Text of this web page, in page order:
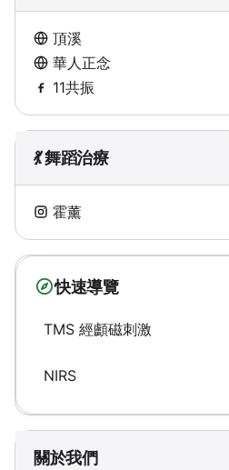
頂溪
華人正念
11共振
💃 舞蹈治療
霍薰
快速導覽
TMS 經顱磁刺激
NIRS
關於我們